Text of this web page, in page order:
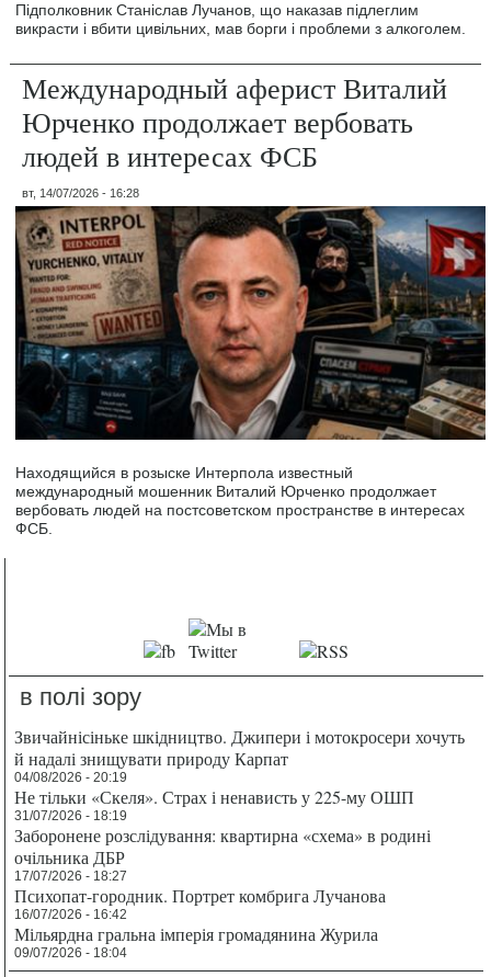
Підполковник Станіслав Лучанов, що наказав підлеглим
викрасти і вбити цивільних, мав борги і проблеми з алкоголем.
Международный аферист Виталий
Юрченко продолжает вербовать
людей в интересах ФСБ
вт, 14/07/2026 - 16:28
Находящийся в розыске Интерпола известный
международный мошенник Виталий Юрченко продолжает
вербовать людей на постсоветском пространстве в интересах
ФСБ.
в полі зору
Звичайнісіньке шкідництво. Джипери і мотокросери хочуть
й надалі знищувати природу Карпат
04/08/2026 - 20:19
Не тільки «Скеля». Страх і ненависть у 225-му ОШП
31/07/2026 - 18:19
Заборонене розслідування: квартирна «схема» в родині
очільника ДБР
17/07/2026 - 18:27
Психопат-городник. Портрет комбрига Лучанова
16/07/2026 - 16:42
Мільярдна гральна імперія громадянина Журила
09/07/2026 - 18:04